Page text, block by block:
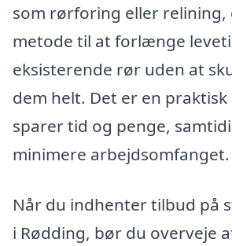
som rørforing eller relining,
metode til at forlænge
eksisterende rør uden at
dem helt. Det er en
sparer tid og penge,
minimere arbejdsomfanget.
Når du indhenter tilbud på
i Rødding, bør du overveje